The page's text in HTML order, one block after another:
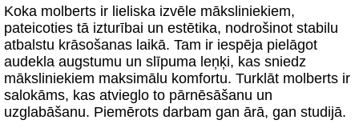
Koka molberts ir lieliska izvēle māksliniekiem,
pateicoties tā izturībai un estētika, nodrošinot stabilu
atbalstu krāsošanas laikā. Tam ir iespēja pielāgot
audekla augstumu un slīpuma leņķi, kas sniedz
māksliniekiem maksimālu komfortu. Turklāt molberts ir
salokāms, kas atvieglo to pārnēsāšanu un
uzglabāšanu. Piemērots darbam gan ārā, gan studijā.